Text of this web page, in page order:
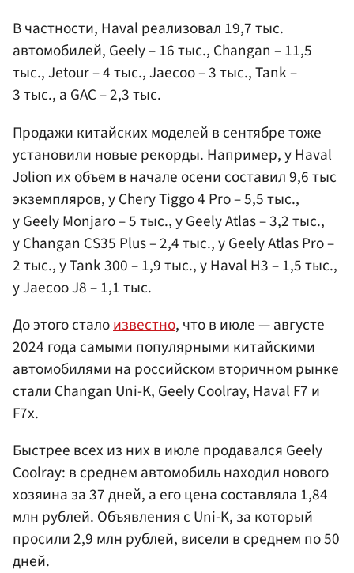
В частности, Haval реализовал 19,7 тыс.
автомобилей, Geely – 16 тыс., Changan – 11,5
тыс., Jetour – 4 тыс., Jaecoo – 3 тыс., Tank –
3 тыс., а GAC – 2,3 тыс.
Продажи китайских моделей в сентябре тоже
установили новые рекорды. Например, у Haval
Jolion их объем в начале осени составил 9,6 тыс
экземпляров, у Chery Tiggo 4 Pro – 5,5 тыс.,
у Geely Monjaro – 5 тыс., у Geely Atlas – 3,2 тыс.,
у Changan CS35 Plus – 2,4 тыс., у Geely Atlas Pro –
2 тыс., у Tank 300 – 1,9 тыс., у Haval H3 – 1,5 тыс.,
у Jaecoo J8 – 1,1 тыс.
До этого сталоизвестно, что в июле — августе
2024 года самыми популярными китайскими
автомобилями на российском вторичном рынке
стали Changan Uni-K, Geely Coolray, Haval F7 и
F7x.
Быстрее всех из них в июле продавался Geely
Coolray: в среднем автомобиль находил нового
хозяина за 37 дней, а его цена составляла 1,84
млн рублей. Объявления с Uni-K, за который
просили 2,9 млн рублей, висели в среднем по 50
дней.